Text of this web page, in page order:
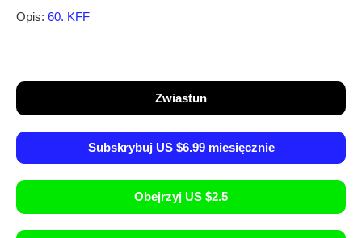
Opis: 60. KFF
Zwiastun
Subskrybuj US $6.99 miesięcznie
Obejrzyj US $2.5